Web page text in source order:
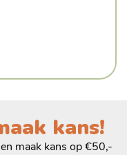
kans!
maak kans op €50,-